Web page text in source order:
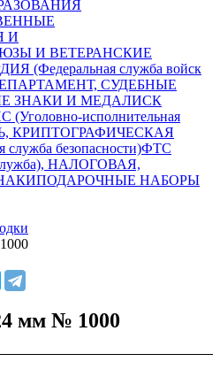
И
И ВЕТЕРАНСКИЕ
(Федеральная служба войск
СУДЕБНЫЕ
ЗНАКИ И МЕДАЛИСК
(Уголовно-исполнительная
КРИПТОГРАФИЧЕСКАЯ
безопасности)ФТС
служба), НАЛОГОВАЯ,
ПОДАРОЧНЫЕ НАБОРЫ
мм № 1000